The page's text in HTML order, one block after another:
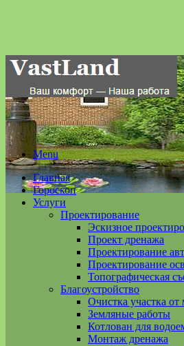
Menu
Главная
Гороскоп
Услуги
Проектирование
Эскизное
Проект дренажа
Проектирование
Проектирование
Топографическая
Благоустройство
Очистка участка от
Земляные работы
Котлован для
Монтаж дренажа